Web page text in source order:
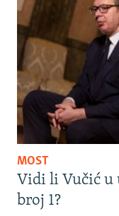
MOST
Vidi li Vučić
broj 1?